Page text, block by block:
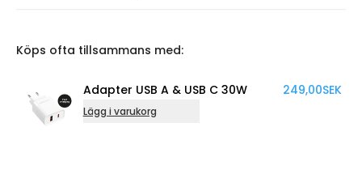
Köps ofta tillsammans med:
Adapter USB A & USB C 30W
Lägg i varukorg
249,00SEK